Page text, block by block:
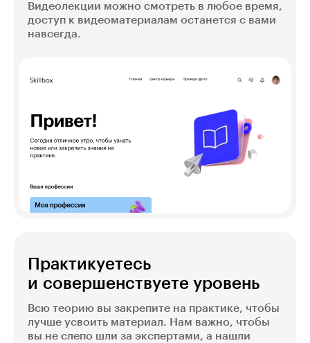
Видеолекции можно смотреть в любое время,
доступ к видеоматериалам останется с вами
навсегда.
Практикуетесь
и совершенствуете уровень
Всю теорию вы закрепите на практике, чтобы
лучше усвоить материал. Нам важно, чтобы
вы не слепо шли за экспертами, а нашли